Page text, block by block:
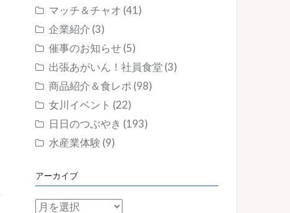
マッチ＆チャオ (41)
企業紹介 (3)
催事のお知らせ(5)
出張あがいん！社員食堂 (3)
商品紹介＆食レポ (98)
女川イベント (22)
日日のつぶやき (193)
水産業体験 (9)
アーカイブ
ア